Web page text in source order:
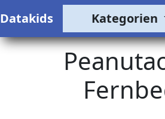
Datakids Kategorien